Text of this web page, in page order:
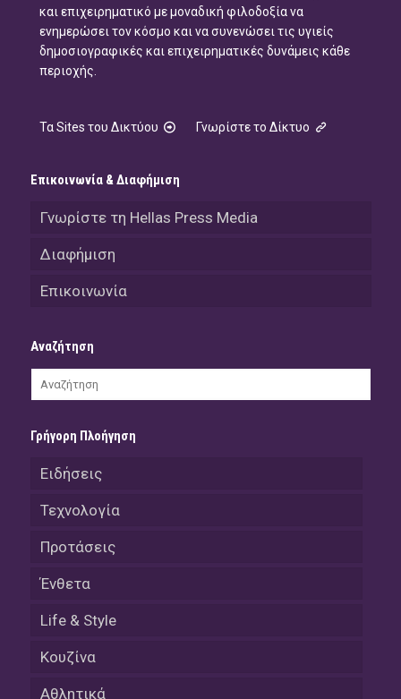
και επιχειρηματικό με μοναδική φιλοδοξία να
ενημερώσει τον κόσμο και να συνενώσει τις υγιείς
δημοσιογραφικές και επιχειρηματικές δυνάμεις κάθε
περιοχής.
Τα Sites του Δικτύου Γνωρίστε το Δίκτυο
Επικοινωνία & Διαφήμιση
Γνωρίστε τη Hellas Press Media
Διαφήμιση
Επικοινωνία
Αναζήτηση
Γρήγορη Πλοήγηση
Ειδήσεις
Τεχνολογία
Προτάσεις
Ένθετα
Life & Style
Κουζίνα
Αθλητικά